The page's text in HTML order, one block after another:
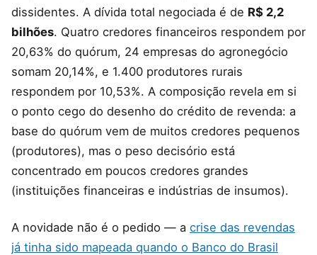
dissidentes. A dívida total negociada é de R$ 2,2
bilhões. Quatro credores financeiros respondem por
20,63% do quórum, 24 empresas do agronegócio
somam 20,14%, e 1.400 produtores rurais
respondem por 10,53%. A composição revela em si
o ponto cego do desenho do crédito de revenda: a
base do quórum vem de muitos credores pequenos
(produtores), mas o peso decisório está
concentrado em poucos credores grandes
(instituições financeiras e indústrias de insumos).
A novidade não é o pedido — a crise das revendas
já tinha sido mapeada quando o Banco do Brasil